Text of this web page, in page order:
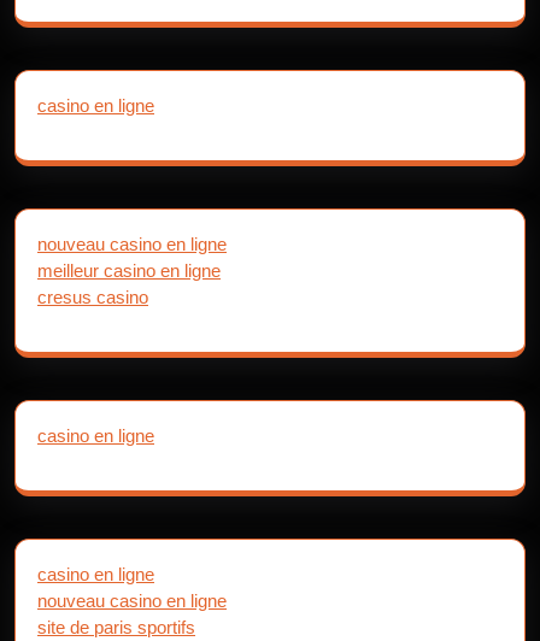
casino en ligne
nouveau casino en ligne
meilleur casino en ligne
cresus casino
casino en ligne
casino en ligne
nouveau casino en ligne
site de paris sportifs